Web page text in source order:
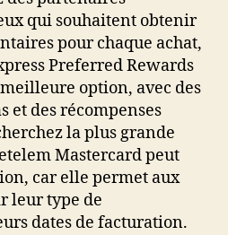
qui souhaitent obtenir
pour chaque achat,
Preferred Rewards
option, avec des
et des récompenses
la plus grande
Mastercard peut
car elle permet aux
leur type de
dates de facturation.